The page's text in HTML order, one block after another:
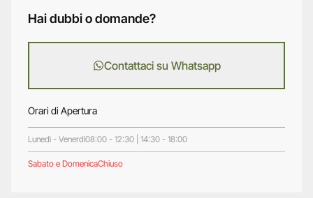
Hai dubbi o domande?
Contattaci su Whatsapp
Orari di Apertura
Lunedì - Venerdì08:00 - 12:30 | 14:30 - 18:00
Sabato e DomenicaChiuso